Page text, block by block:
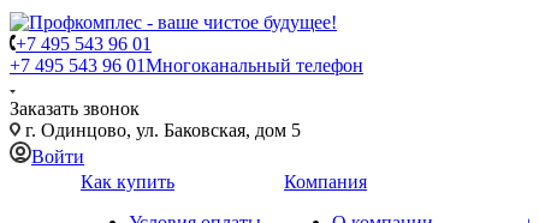
+7 495 543 96 01
+7 495 543 96 01Многоканальный телефон
Заказать звонок
г. Одинцово, ул. Баковская, дом 5
Войти
Как купить
Компания